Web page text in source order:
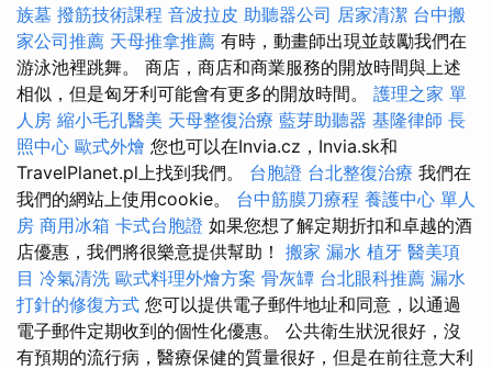
族墓 撥筋技術課程 音波拉皮 助聽器公司 居家清潔 台中搬
家公司推薦 天母推拿推薦 有時，動畫師出現並鼓勵我們在
游泳池裡跳舞。 商店，商店和商業服務的開放時間與上述
相似，但是匈牙利可能會有更多的開放時間。 護理之家 單
人房 縮小毛孔醫美 天母整復治療 藍芽助聽器 基隆律師 長
照中心 歐式外燴 您也可以在Invia.cz，Invia.sk和
TravelPlanet.pl上找到我們。 台胞證 台北整復治療 我們在
我們的網站上使用cookie。 台中筋膜刀療程 養護中心 單人
房 商用冰箱 卡式台胞證 如果您想了解定期折扣和卓越的酒
店優惠，我們將很樂意提供幫助！ 搬家 漏水 植牙 醫美項
目 冷氣清洗 歐式料理外燴方案 骨灰罈 台北眼科推薦 漏水
打針的修復方式 您可以提供電子郵件地址和同意，以通過
電子郵件定期收到的個性化優惠。 公共衛生狀況很好，沒
有預期的流行病，醫療保健的質量很好，但是在前往意大利